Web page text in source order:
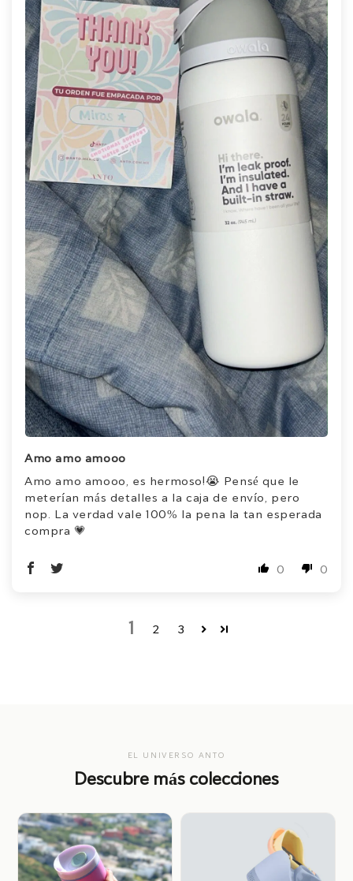
Amo amo amooo
Amo amo amooo, es hermoso!😭 Pensé que le
meterían más detalles a la caja de envío, pero
nop. La verdad vale 100% la pena la tan esperada
compra 💗
0 0
1 2 3
EL UNIVERSO ANTO
Descubre más colecciones